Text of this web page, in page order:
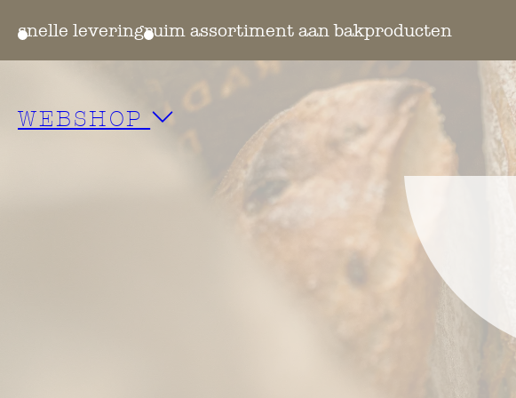
snelle leveringruim assortiment aan bakproducten
WEBSHOP